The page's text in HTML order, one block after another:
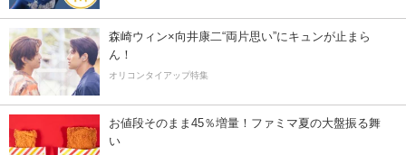
森崎ウィン×向井康二“両片思い”にキュンが止まら
ん！
オリコンタイアップ特集
お値段そのまま45％増量！ファミマ夏の大盤振る舞
い